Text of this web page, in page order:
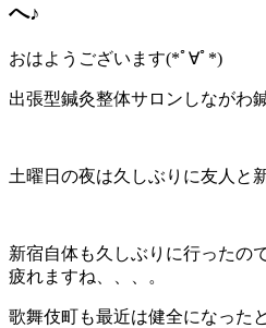
へ♪
おはようございます(*ﾟ∀ﾟ*)
出張型鍼灸整体サロンしながわ
土曜日の夜は久しぶりに友人と
新宿自体も久しぶりに行ったの
疲れますね、、、。
歌舞伎町も最近は健全になった